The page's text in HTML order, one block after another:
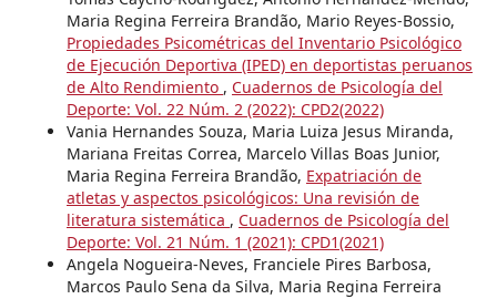
Maria Regina Ferreira Brandão, Mario Reyes-Bossio,
Propiedades Psicométricas del Inventario Psicológico
de Ejecución Deportiva (IPED) en deportistas peruanos
de Alto Rendimiento , Cuadernos de Psicología del
Deporte: Vol. 22 Núm. 2 (2022): CPD2(2022)
Vania Hernandes Souza, Maria Luiza Jesus Miranda,
Mariana Freitas Correa, Marcelo Villas Boas Junior,
Maria Regina Ferreira Brandão, Expatriación de
atletas y aspectos psicológicos: Una revisión de
literatura sistemática , Cuadernos de Psicología del
Deporte: Vol. 21 Núm. 1 (2021): CPD1(2021)
Angela Nogueira-Neves, Franciele Pires Barbosa,
Marcos Paulo Sena da Silva, Maria Regina Ferreira